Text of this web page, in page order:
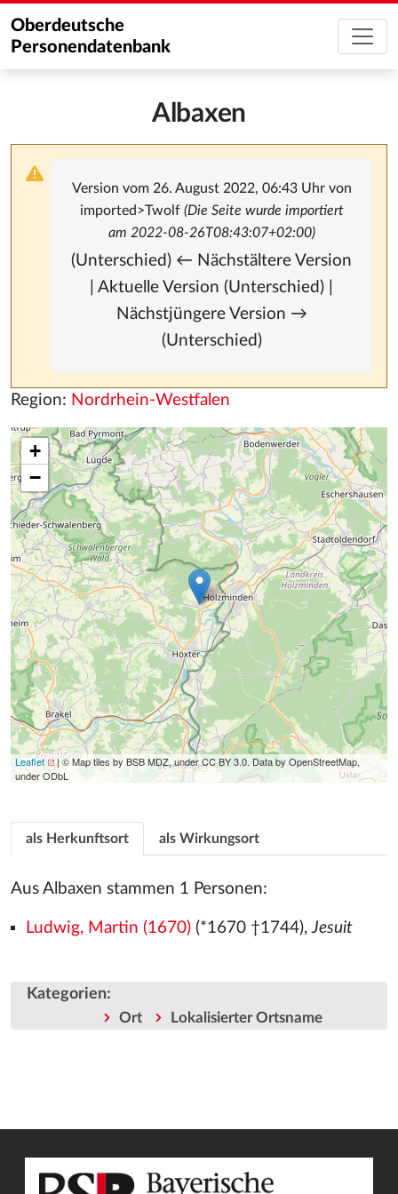
Oberdeutsche
Personendatenbank
Albaxen
Version vom 26. August 2022, 06:43 Uhr von
imported>Twolf (Die Seite wurde importiert
am 2022-08-26T08:43:07+02:00)
(Unterschied) ← Nächstältere Version
| Aktuelle Version (Unterschied) |
Nächstjüngere Version →
(Unterschied)
Region: Nordrhein-Westfalen
+
−
Leaflet
| © Map tiles by BSB MDZ, under CC BY 3.0. Data by OpenStreetMap,
under ODbL
als Herkunftsort als Wirkungsort
Aus Albaxen stammen 1 Personen:
Ludwig, Martin (1670)(*1670 †1744),Jesuit
Kategorien:
Ort Lokalisierter Ortsname